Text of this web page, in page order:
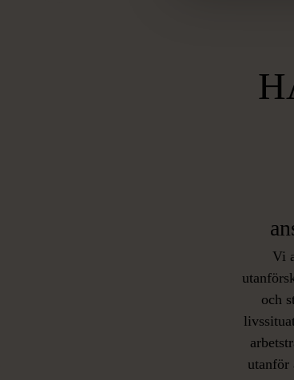
Vi
och
utanför